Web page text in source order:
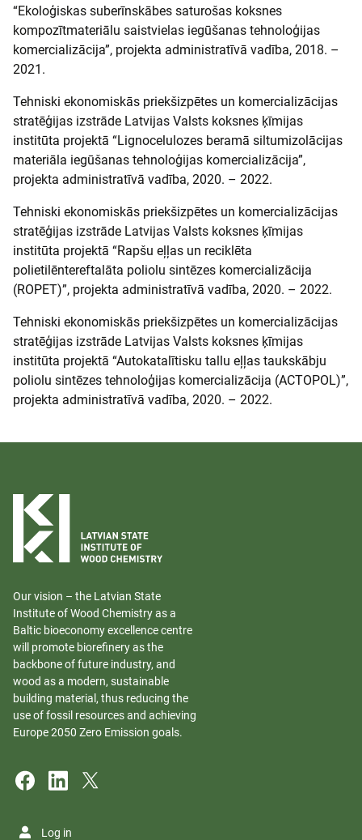
“Ekoloģiskas suberīnskābes saturošas koksnes
kompozītmateriālu saistvielas iegūšanas tehnoloģijas
komercializācija”, projekta administratīvā vadība, 2018. –
2021.
Tehniski ekonomiskās priekšizpētes un komercializācijas
stratēģijas izstrāde Latvijas Valsts koksnes ķīmijas
institūta projektā “Lignocelulozes beramā siltumizolācijas
materiāla iegūšanas tehnoloģijas komercializācija”,
projekta administratīvā vadība, 2020. – 2022.
Tehniski ekonomiskās priekšizpētes un komercializācijas
stratēģijas izstrāde Latvijas Valsts koksnes ķīmijas
institūta projektā “Rapšu eļļas un reciklēta
polietilēntereftalāta poliolu sintēzes komercializācija
(ROPET)”, projekta administratīvā vadība, 2020. – 2022.
Tehniski ekonomiskās priekšizpētes un komercializācijas
stratēģijas izstrāde Latvijas Valsts koksnes ķīmijas
institūta projektā “Autokatalītisku tallu eļļas taukskābju
poliolu sintēzes tehnoloģijas komercializācija (ACTOPOL)”,
projekta administratīvā vadība, 2020. – 2022.
Our vision – the Latvian State
Institute of Wood Chemistry as a
Baltic bioeconomy excellence centre
will promote biorefinery as the
backbone of future industry, and
wood as a modern, sustainable
building material, thus reducing the
use of fossil resources and achieving
Europe 2050 Zero Emission goals.
Log in